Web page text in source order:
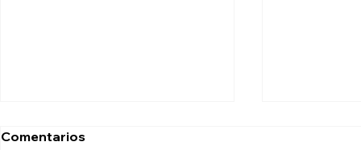
Comentarios